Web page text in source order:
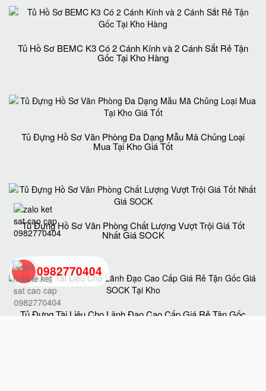
Tủ Hồ Sơ BEMC K3 Có 2 Cánh Kính và 2 Cánh Sắt Rẻ Tận
Gốc Tại Kho Hàng
Tủ Đựng Hồ Sơ Văn Phòng Đa Dạng Mẫu Mã Chủng Loại
Mua Tại Kho Giá Tốt
Tủ Đựng Hồ Sơ Văn Phòng Chất Lượng Vượt Trội Giá Tốt
Nhất Giá SOCK
Tủ Đựng Tài Liệu Cho Lãnh Đạo Cao Cấp Giá Rẻ Tận Gốc
0982770404
back